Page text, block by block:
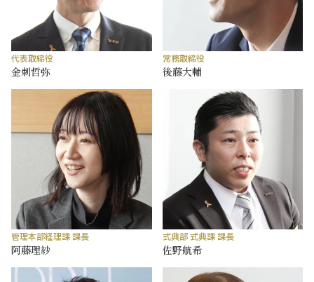
代表取締役
金刺哲弥
常務取締役
後藤大輔
管理本部経理課 課長
阿藤理紗
式典部 式典課 課長
佐野航希